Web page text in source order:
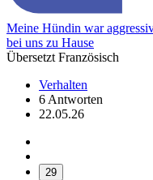
Meine Hündin war
bei uns zu Hause
Übersetzt Französisch
Verhalten
6 Antworten
22.05.26
29